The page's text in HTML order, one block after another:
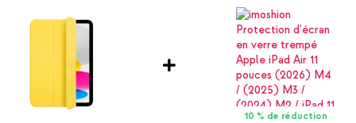
Protection intégrale
10 % de réduction